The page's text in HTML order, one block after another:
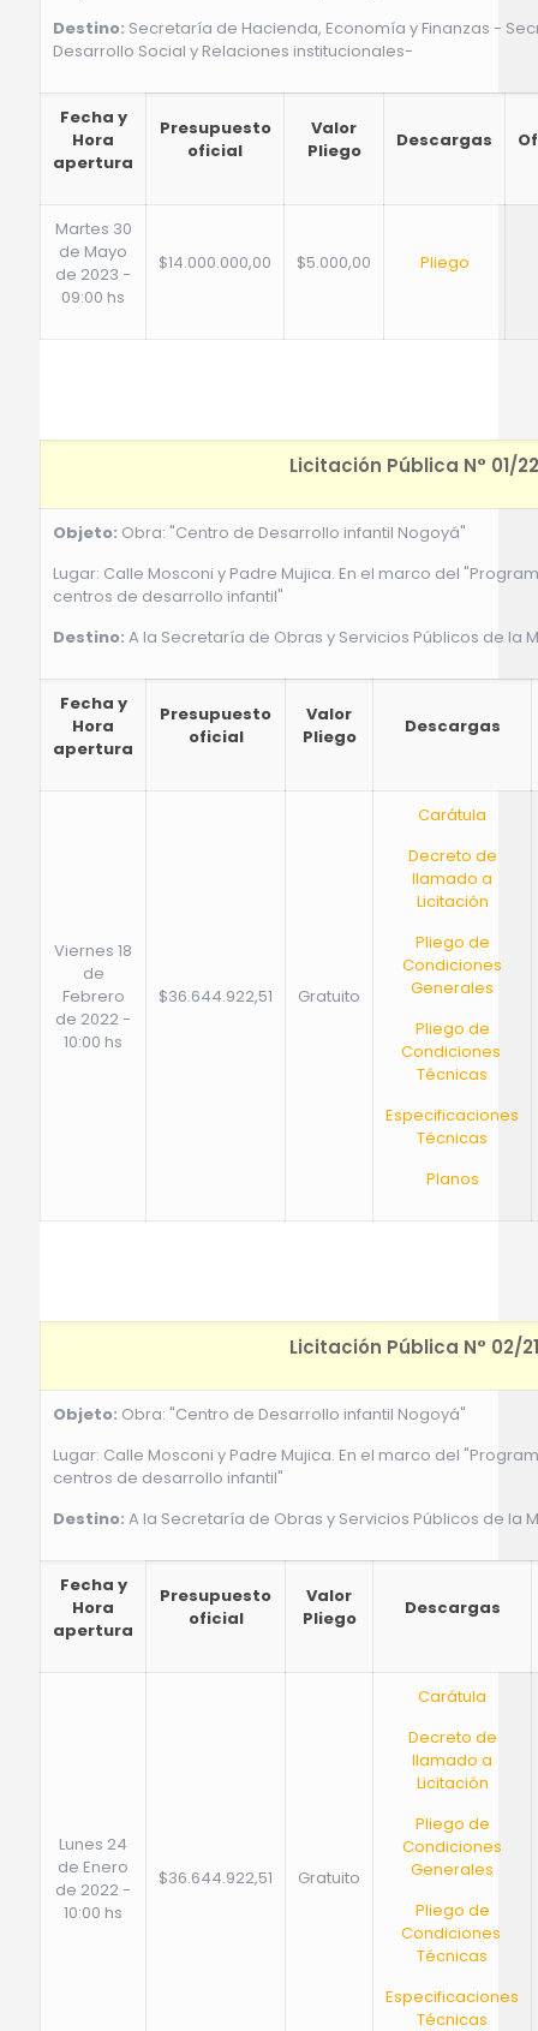
Destino: Secretaría de Hacienda, Economía y Finanzas -
Desarrollo Social y Relaciones institucionales-
Fecha y
Hora
apertura
Presupuesto
oficial
Valor
Pliego
Descargas
Martes 30
de Mayo
de 2023 -
09:00 hs
$14.000.000,00 $5.000,00 Pliego
Licitación Pública N° 01/22
Objeto: Obra: "Centro de Desarrollo infantil Nogoyá"
Lugar: Calle Mosconi y Padre Mujica. En el marco del
centros de desarrollo infantil"
Destino: A la Secretaría de Obras y Servicios Públicos de la
Fecha y
Hora
apertura
Presupuesto
oficial
Valor
Pliego
Descargas
Viernes 18
de
Febrero
de 2022 -
10:00 hs
$36.644.922,51 Gratuito
Carátula
Decreto de
llamado a
Licitación
Pliego de
Condiciones
Generales
Pliego de
Condiciones
Técnicas
Especificaciones
Técnicas
Planos
Licitación Pública N° 02/21
Objeto: Obra: "Centro de Desarrollo infantil Nogoyá"
Lugar: Calle Mosconi y Padre Mujica. En el marco del
centros de desarrollo infantil"
Destino: A la Secretaría de Obras y Servicios Públicos de la
Fecha y
Hora
apertura
Presupuesto
oficial
Valor
Pliego
Descargas
Lunes 24
de Enero
de 2022 -
10:00 hs
$36.644.922,51 Gratuito
Carátula
Decreto de
llamado a
Licitación
Pliego de
Condiciones
Generales
Pliego de
Condiciones
Técnicas
Especificaciones
Técnicas